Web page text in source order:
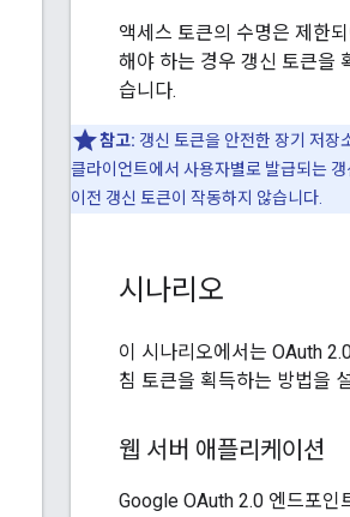
액세스 토큰의 수명은 제한
해야 하는 경우 갱신 토큰을
습니다.
참고: 갱신 토큰을 안전한 장기 저장
클라이언트에서 사용자별로 발급되는
이전 갱신 토큰이 작동하지 않습니다.
시나리오
이 시나리오에서는 OAuth
침 토큰을 획득하는 방법을
웹 서버 애플리케이션
Google OAuth 2.0 엔드포인